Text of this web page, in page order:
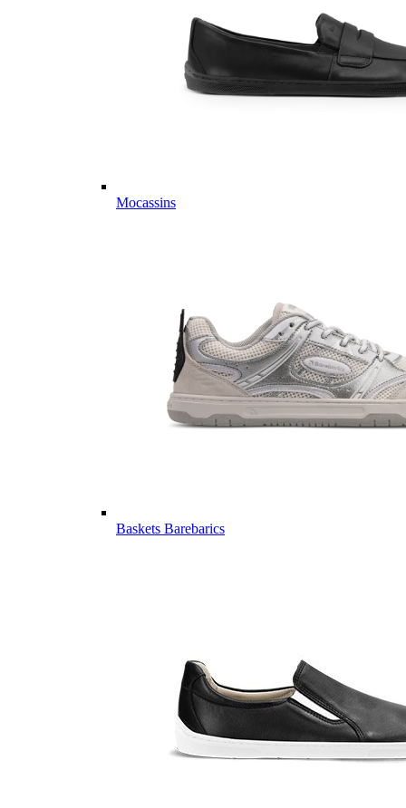
Mocassins
Baskets Barebarics